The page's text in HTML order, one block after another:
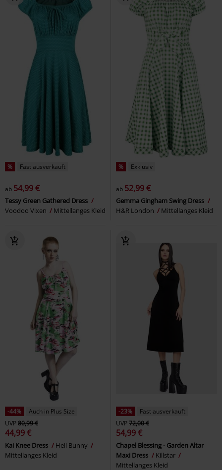
% Fast ausverkauft
ab 54,99 €
Tessy Green Gathered Dress
Voodoo Vixen
Mittellanges Kleid
% Exklusiv
ab 52,99 €
Gemma Gingham Swing Dress
H&R London
Mittellanges Kleid
-44%
Auch in Plus Size
UVP80,99 €
44,99 €
Kai Knee Dress
Hell Bunny
Mittellanges Kleid
-23%
Fast ausverkauft
UVP72,00 €
54,99 €
Chapel Blessing - Garden Altar
Maxi Dress
Killstar
Mittellanges Kleid